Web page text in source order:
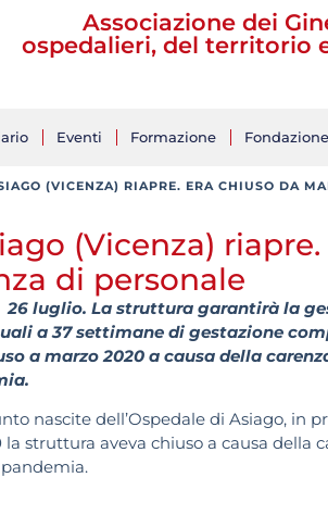
Associazione dei
ospedalieri, del territorio
Eventi Formazione Fondazione
(VICENZA) RIAPRE. ERA CHIUSO DA
(Vicenza)
di personale
luglio. La struttura garantirà la
a 37 settimane di gestazione
a marzo 2020 a causa della
nascite dell’Ospedale di Asiago, in
struttura aveva chiuso a causa della